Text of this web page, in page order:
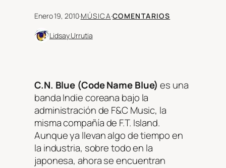
Enero 19, 2010·MÚSICA·COMENTARIOS
Lidsay Urrutia
C.N. Blue (Code Name Blue) es una
bandaIndiecoreana bajo la
administración de F&C Music, la
misma compañía de F.T. Island.
Aunque ya llevan algo de tiempo en
la industria, sobre todo en la
japonesa, ahora se encuentran